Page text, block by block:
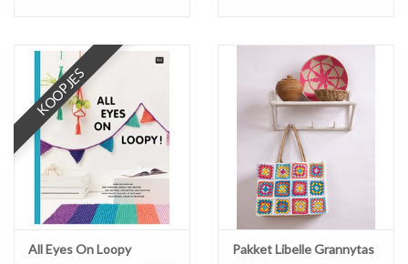
KOOPJES
All Eyes On Loopy
Pakket Libelle Grannytas